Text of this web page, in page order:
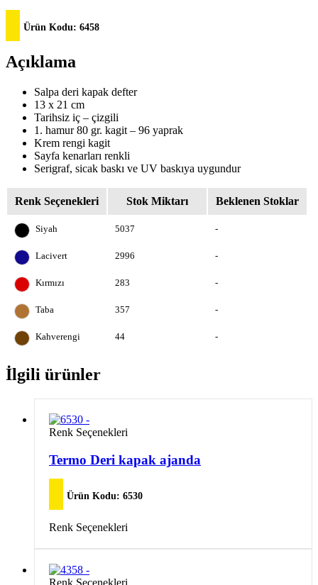
Ürün Kodu: 6458
Açıklama
Salpa deri kapak defter
13 x 21 cm
Tarihsiz iç – çizgili
1. hamur 80 gr. kagit – 96 yaprak
Krem rengi kagit
Sayfa kenarları renkli
Serigraf, sicak baskı ve UV baskıya uygundur
Renk Seçenekleri Stok Miktarı Beklenen Stoklar
Siyah 5037 -
Lacivert 2996 -
Kırmızı 283 -
Taba 357 -
Kahverengi 44 -
İlgili ürünler
Bu
birden
fazla
varyasyonu
Seçenekler
ürün
sayfasından
seçilebilir
Renk Seçenekleri
Termo Deri kapak ajanda
Ürün Kodu: 6530
Bu
birden
fazla
varyasyonu
Renk Seçenekleri
Bu
Renk Seçenekleri